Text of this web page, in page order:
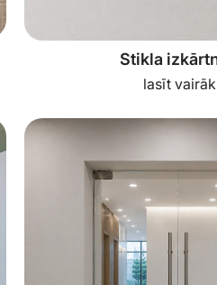
Stikla
lasīt vairāk